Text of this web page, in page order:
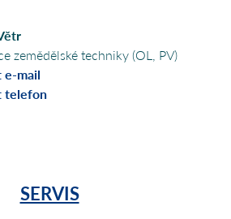
zemědělské techniky (OL, PV)
e-mail
telefon
SERVIS